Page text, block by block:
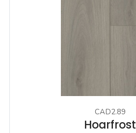
CAD2.89
Hoarfrost